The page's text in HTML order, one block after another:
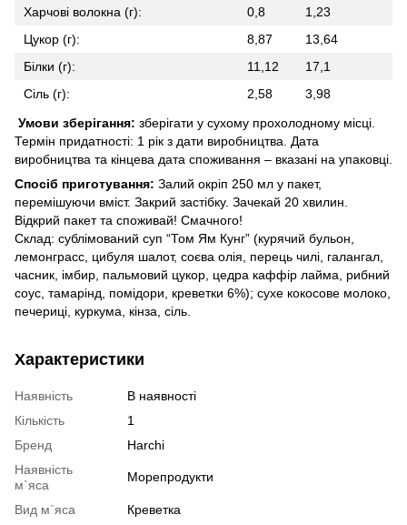
Харчові волокна (г):
0,8
1,23
Цукор (г):
8,87
13,64
Білки (г):
11,12
17,1
Сіль (г):
2,58
3,98
Умови зберігання: зберігати у сухому прохолодному місці.
Термін придатності: 1 рік з дати виробництва. Дата
виробництва та кінцева дата споживання – вказані на упаковці.
Спосіб приготування: Залий окріп 250 мл у пакет,
перемішуючи вміст. Закрий застібку. Зачекай 20 хвилин.
Відкрий пакет та споживай! Смачного!
Склад: сублімований суп “Том Ям Кунг” (курячий бульон,
лемонграсс, цибуля шалот, соєва олія, перець чилі, галангал,
часник, імбир, пальмовий цукор, цедра каффір лайма, рибний
соус, тамарінд, помідори, креветки 6%); сухе кокосове молоко,
печериці, куркума, кінза, сіль.
Характеристики
Наявність
В наявності
Кількість
1
Бренд
Harchi
Наявність
м`яса
Морепродукти
Вид м`яса
Креветка